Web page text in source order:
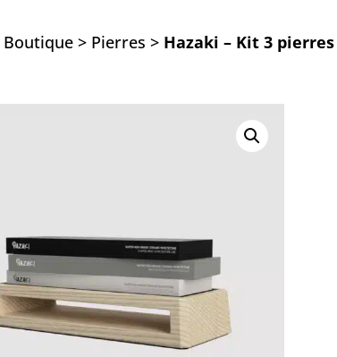
Boutique > Pierres > Hazaki – Kit 3 pierres